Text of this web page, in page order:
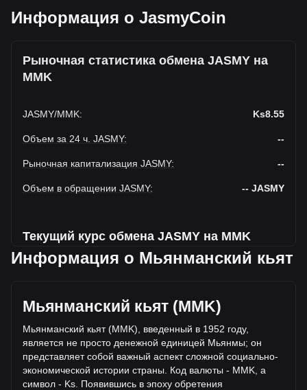
Информация о JasmyCoin
Рыночная статистика обмена JASMY на
MMK
JASMY/MMK: Ks8.55
Объем за 24 ч. JASMY: --
Рыночная капитализация JASMY: --
Объем в обращении JASMY: -- JASMY
Текущий курс обмена JASMY на MMK
На этой неделе наблюдается падение JasmyCoin к
Текущая рыночная цена JasmyCoin составляет Ks8.55 за
JASMY, а общая рыночная капитализация составляет --
JASMY на основе оборотного предложения JasmyCoin
Ks-- MMK. Объем торгов упал на JasmyCoin% (Ks-- MMK)
за последние 24 часа, а объем торгов -- составил Ks--
было продано за тот же период.
Информация о Мьянманский кьят
Мьянманский кьят (MMK)
Мьянманский кьят (MMK), введенный в 1952 году,
является не просто денежной единицей Мьянмы; он
представляет собой важный аспект сложной социально-
экономической истории страны. Код валюты - MMK, а
символ - Ks. Появившись в эпоху обретения